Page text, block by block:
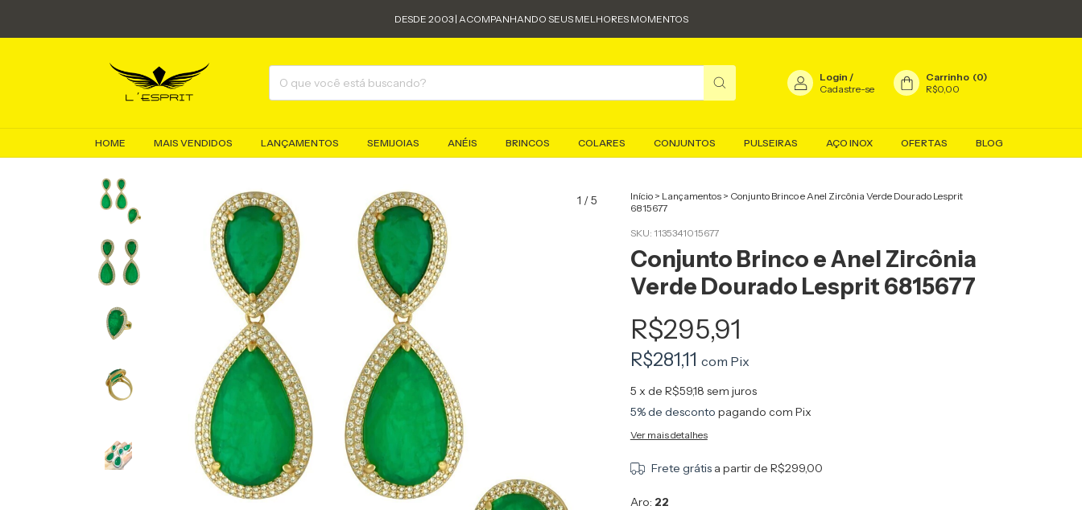
DESDE 2003 | ACOMPANHANDO SEUS MELHORES MOMENTOS
Login /
Cadastre-se
Carrinho (0)
R$0,00
HOME MAIS VENDIDOS LANÇAMENTOS SEMIJOIAS ANÉIS BRINCOS COLARES CONJUNTOS PULSEIRAS AÇO INOX OFERTAS BLOG
1 /5 Início > Lançamentos > Conjunto Brinco e Anel Zircônia Verde Dourado Lesprit
6815677
SKU: 1135341015677
Conjunto Brinco e Anel Zircônia
Verde Dourado Lesprit 6815677
R$295,91
R$281,11 com Pix
5 x de R$59,18 sem juros
5% de desconto pagando com Pix
Ver mais detalhes
Frete grátis a partir deR$299,00
Aro: 22